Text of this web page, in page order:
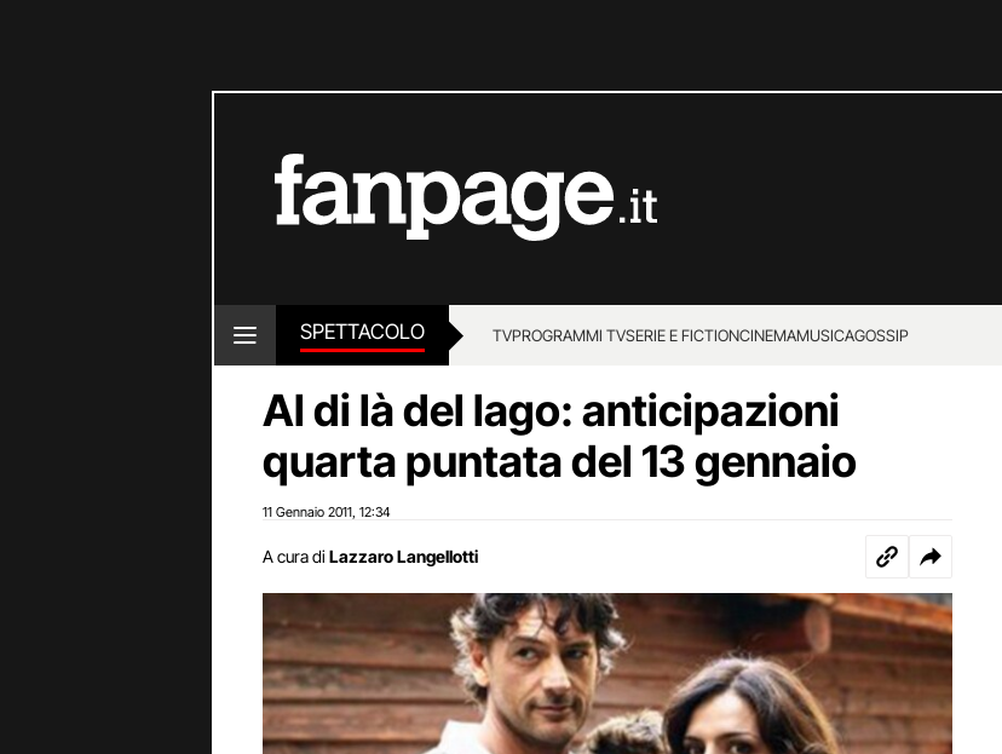
SPETTACOLO TVPROGRAMMI TVSERIE E FICTIONCINEMAMUSICAGOSSIP
Al di là del lago: anticipazioni
quarta puntata del 13 gennaio
11 Gennaio 2011 12:34
A cura di Lazzaro Langellotti